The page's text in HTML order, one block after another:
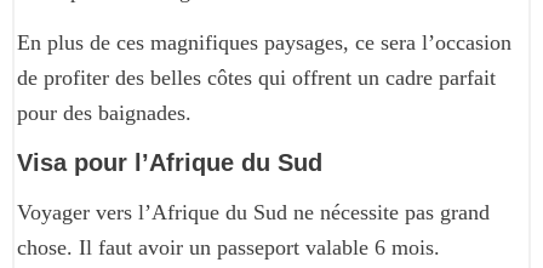
En plus de ces magnifiques paysages, ce sera l’occasion
de profiter des belles côtes qui offrent un cadre parfait
pour des baignades.
Visa pour l’Afrique du Sud
Voyager vers l’Afrique du Sud ne nécessite pas grand
chose. Il faut avoir un passeport valable 6 mois.